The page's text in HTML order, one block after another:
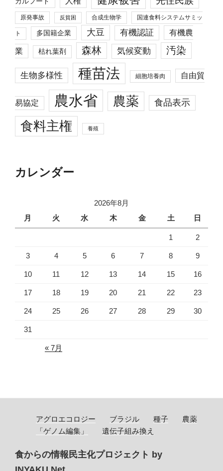
原発事故 反貧困 合成生物学 国連食料システムサミッ
ト 多国籍企業 大豆 有機認証 有機農
業 枯れ葉剤 森林 気候変動 汚染
生物多様性 種苗法 細胞培養肉 自由貿
易協定 農水省 農薬 食品表示
食料主権 養殖
カレンダー
2026年8月
月
火 水 木 金 土 日
1 2
3 4 5 6 7 8 9
10 11 12 13 14 15 16
17 18 19 20 21 22 23
24 25 26 27 28 29 30
31
« 7月
アグロエコロジー ブラジル 種子
農薬
「ゲノム編集」
遺伝子組み換え
食からの情報民主化プロジェクト by